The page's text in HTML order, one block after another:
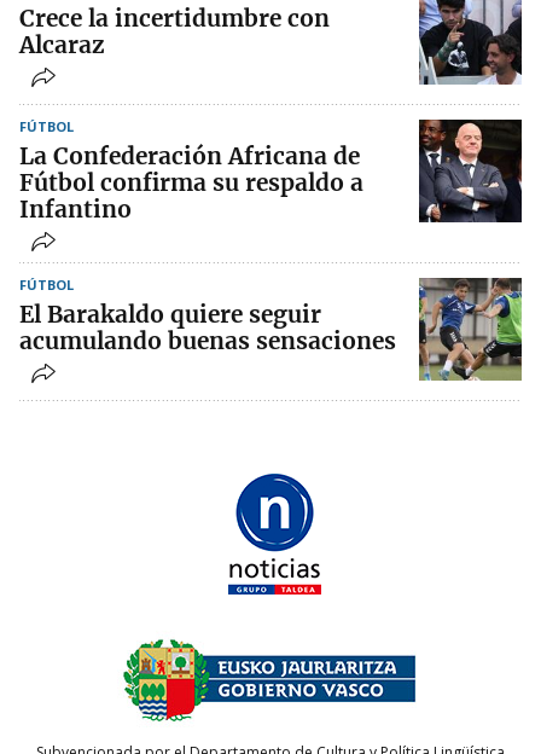
Crece la incertidumbre con
Alcaraz
FÚTBOL
La Confederación Africana de
Fútbol confirma su respaldo a
Infantino
FÚTBOL
El Barakaldo quiere seguir
acumulando buenas sensaciones